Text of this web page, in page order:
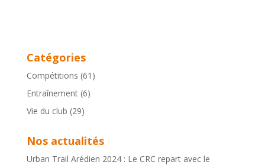
Catégories
Compétitions (61)
Entraînement(6)
Vie du club (29)
Nos actualités
Urban Trail Arédien 2024 : Le CRC repart avec le